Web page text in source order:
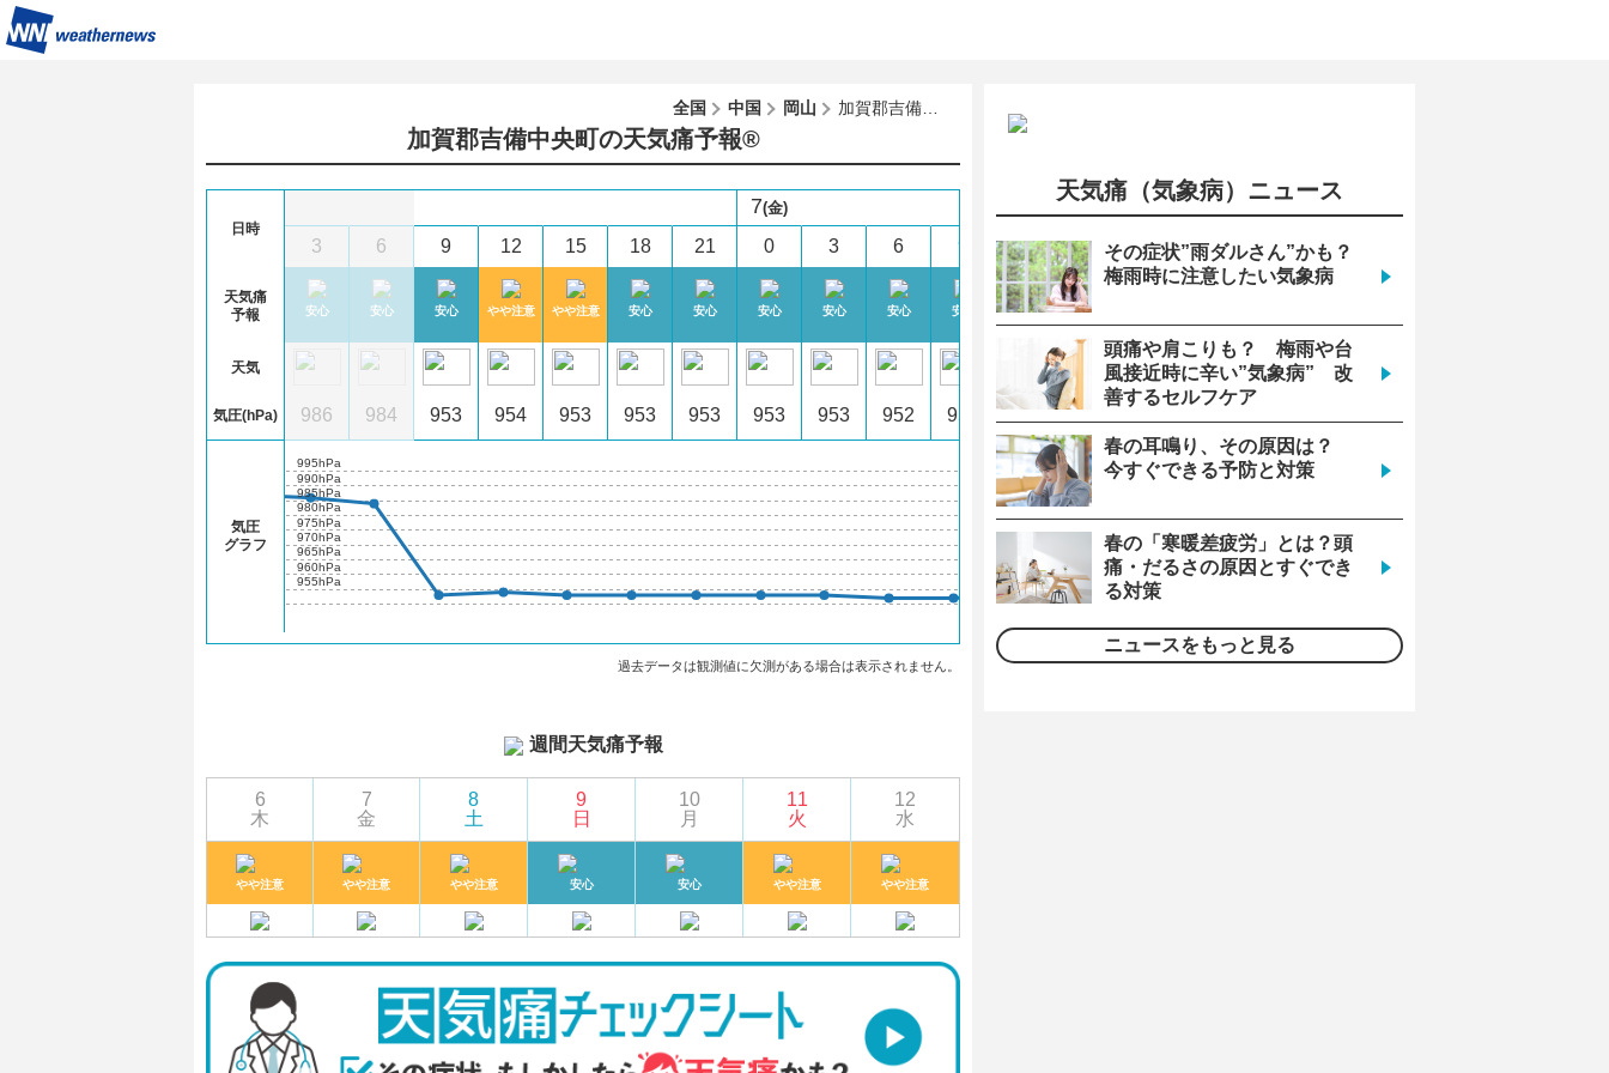
全国 中国 岡山 加賀郡吉備中央町
加賀郡吉備中央町の天気痛予報®︎
日時
天気痛
予報
天気
気圧(hPa)
気圧
グラフ
安心
987
3
安心
986
6
安心
984
9
安心
953
12
やや注意
954
15
やや注意
953
18
安心
953
21
安心
953
7(金)
0
安心
953
3
安心
953
6
安心
952
9
安心
952
12
安心
953
955hPa
960hPa
965hPa
970hPa
975hPa
980hPa
985hPa
990hPa
995hPa
過去データは観測値に欠測がある場合は表示されません。
週間天気痛予報
6
木
やや注意
7
金
やや注意
8
土
やや注意
9
日
安心
10
月
安心
11
火
やや注意
12
水
やや注意
天気痛（気象病）ニュース
その症状”雨ダルさん”かも？
梅雨時に注意したい気象病
頭痛や肩こりも？ 梅雨や台
風接近時に辛い”気象病” 改
善するセルフケア
春の耳鳴り、その原因は？
今すぐできる予防と対策
春の「寒暖差疲労」とは？頭
痛・だるさの原因とすぐでき
る対策
ニュースをもっと見る